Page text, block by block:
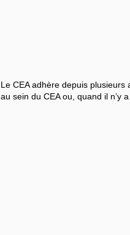
Le CEA adhère depuis
au sein du CEA ou, quand il n’y